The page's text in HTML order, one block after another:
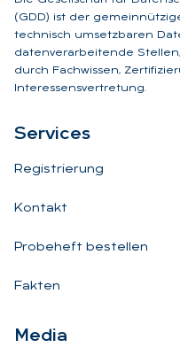
(GDD) ist der
technisch umsetzbaren
datenverarbeitende
durch Fachwissen,
Interessensvertretung.
Ser­vices
Registrierung
Kontakt
Probeheft bestellen
Fakten
Me­dia